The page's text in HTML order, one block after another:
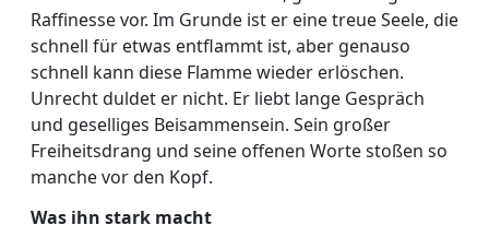
Raffinesse vor. Im Grunde ist er eine treue Seele, die
schnell für etwas entflammt ist, aber genauso
schnell kann diese Flamme wieder erlöschen.
Unrecht duldet er nicht. Er liebt lange Gespräch
und geselliges Beisammensein. Sein großer
Freiheitsdrang und seine offenen Worte stoßen so
manche vor den Kopf.
Was ihn stark macht